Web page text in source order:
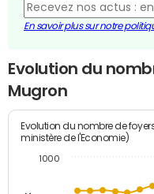
En savoir plus sur notre
Evolution du
Mugron
Evolution du nombre de
ministère de l'Economie)
1000